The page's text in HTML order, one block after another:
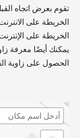
تقوم بعرض اتجاه
الخريطة على
الخريطة على
يمكنك أيضًا معرفة
الحصول على زاوية